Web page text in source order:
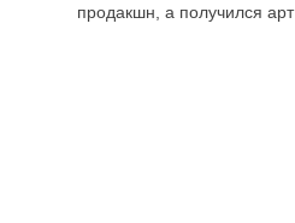
продакшн, а получился арт